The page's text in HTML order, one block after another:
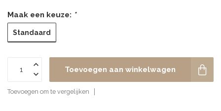
Maak een keuze: *
Standaard
Toevoegen aan winkelwagen
Toevoegen om te vergelijken